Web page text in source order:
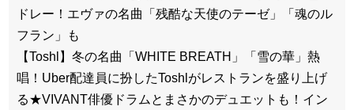
ドレー！エヴァの名曲「残酷な天使のテーゼ」「魂のル
フラン」も
【Toshl】冬の名曲「WHITE BREATH」「雪の華」熱
唱！Uber配達員に扮したToshlがレストランを盛り上げ
る★VIVANT俳優ドラムとまさかのデュエットも！イン